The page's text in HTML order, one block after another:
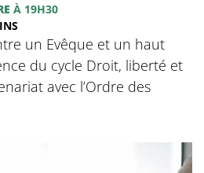
À 19H30
un Evêque et un haut
du cycle Droit, liberté et
avec l’Ordre des